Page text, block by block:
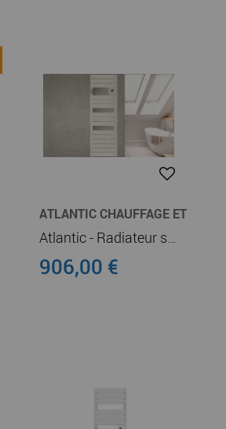
ATLANTIC CHAUFFAGE ET
Atlantic - Radiateur sèche-serviettes connecté Adelis digital étroit 1500W Blanc Brillant (862770)
906,00 €